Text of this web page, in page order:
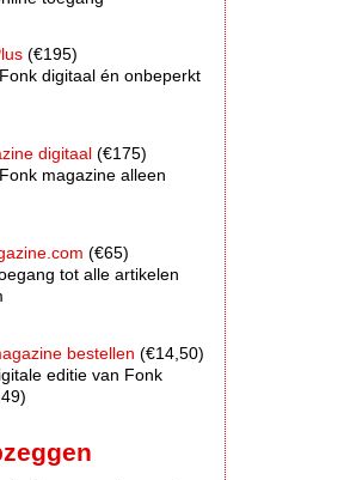
(€195)
digitaal én onbeperkt
digitaal (€175)
magazine alleen
(€65)
tot alle artikelen
bestellen (€14,50)
editie van Fonk